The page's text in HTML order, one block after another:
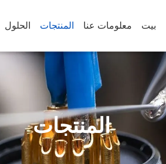
بيت معلومات عنا المنتجات الحلول
المنتجات